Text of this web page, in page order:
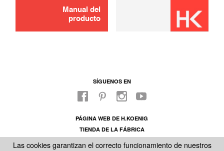
Manual del
producto
AÑADIR A LA CESTA
SÍGUENOS EN
PÁGINA WEB DE H.KOENIG
TIENDA DE LA FÁBRICA
Las cookies garantizan el correcto funcionamiento de nuestros